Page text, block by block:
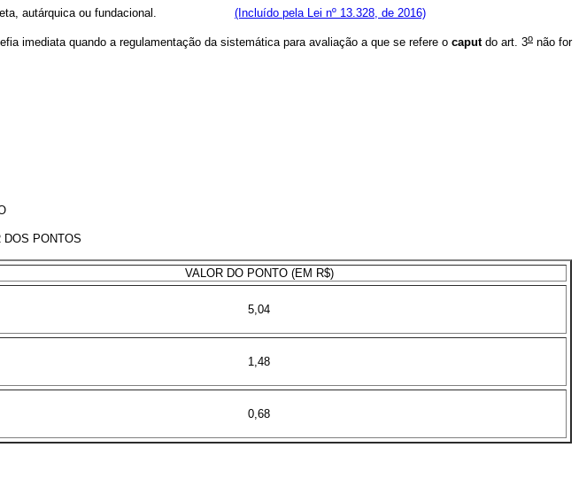
direta, autárquica ou fundacional. (Incluído pela Lei nº 13.328, de 2016)
imediata quando a regulamentação da sistemática para avaliação a que se refere o caputdo art. 3o não for
DOS PONTOS
VALOR DO PONTO (EM R$)
5,04
1,48
0,68